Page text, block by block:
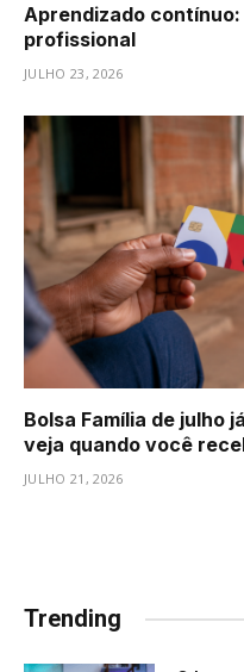
Aprendizado
profissional
JULHO 23, 2026
Bolsa Família de julho
veja quando você
JULHO 21, 2026
Trending